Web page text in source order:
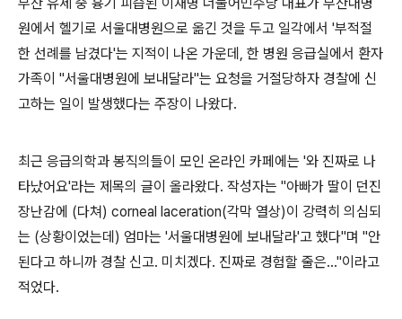
원에서 헬기로 서울대병원으로 옮긴 것을 두고 일각에서 '부적절
한 선례를 남겼다'는 지적이 나온 가운데, 한 병원 응급실에서 환자
가족이 "서울대병원에 보내달라"는 요청을 거절당하자 경찰에 신
고하는 일이 발생했다는 주장이 나왔다.
최근 응급의학과 봉직의들이 모인 온라인 카페에는 '와 진짜로 나
타났어요'라는 제목의 글이 올라왔다. 작성자는 "아빠가 딸이 던진
장난감에 (다쳐) corneal laceration(각막 열상)이 강력히 의심되
는 (상황이었는데) 엄마는 '서울대병원에 보내달라'고 했다"며 "안
된다고 하니까 경찰 신고. 미치겠다. 진짜로 경험할 줄은…"이라고
적었다.